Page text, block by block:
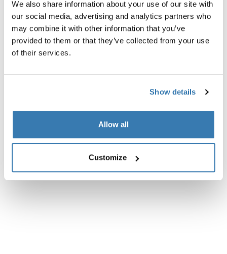
We also share information about your use of our site with
our social media, advertising and analytics partners who
may combine it with other information that you’ve
provided to them or that they’ve collected from your use
of their services.
Show details
Allow all
Customize
Toggle techspec
Especificaciones técnicas
Toggle guides and instructions